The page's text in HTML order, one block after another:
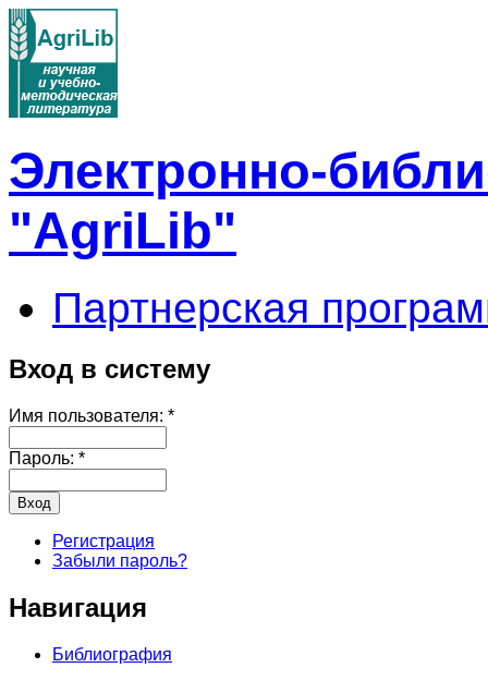
Электронно-
"AgriLib"
Партнерская
Вход в систему
Имя пользователя: *
Пароль: *
Регистрация
Забыли пароль?
Навигация
Библиография